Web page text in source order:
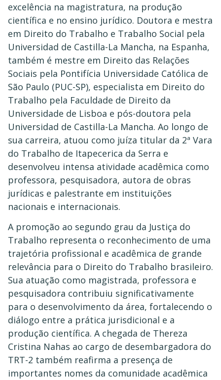
excelência na magistratura, na produção
científica e no ensino jurídico. Doutora e mestra
em Direito do Trabalho e Trabalho Social pela
Universidad de Castilla-La Mancha, na Espanha,
também é mestre em Direito das Relações
Sociais pela Pontifícia Universidade Católica de
São Paulo (PUC-SP), especialista em Direito do
Trabalho pela Faculdade de Direito da
Universidade de Lisboa e pós-doutora pela
Universidad de Castilla-La Mancha. Ao longo de
sua carreira, atuou como juíza titular da 2ª Vara
do Trabalho de Itapecerica da Serra e
desenvolveu intensa atividade acadêmica como
professora, pesquisadora, autora de obras
jurídicas e palestrante em instituições
nacionais e internacionais.
A promoção ao segundo grau da Justiça do
Trabalho representa o reconhecimento de uma
trajetória profissional e acadêmica de grande
relevância para o Direito do Trabalho brasileiro.
Sua atuação como magistrada, professora e
pesquisadora contribuiu significativamente
para o desenvolvimento da área, fortalecendo o
diálogo entre a prática jurisdicional e a
produção científica. A chegada de Thereza
Cristina Nahas ao cargo de desembargadora do
TRT-2 também reafirma a presença de
importantes nomes da comunidade acadêmica